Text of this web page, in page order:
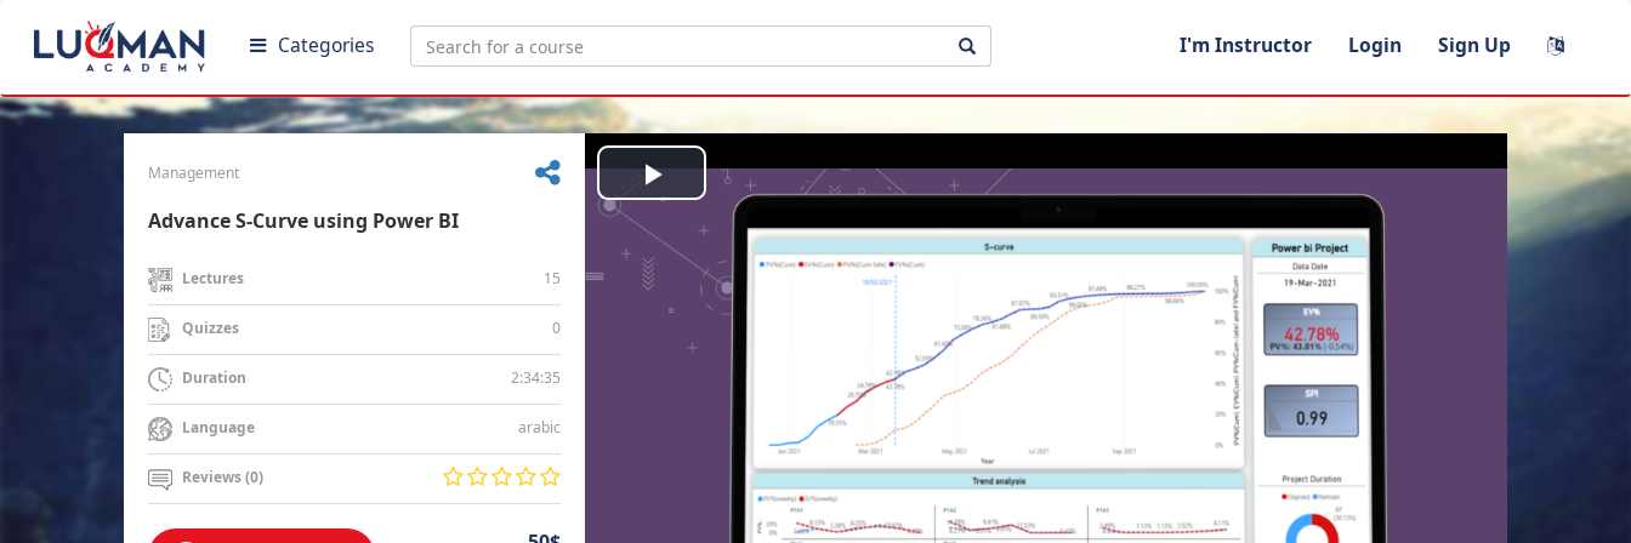
Categories I'm Instructor Login Sign Up
Management
Advance S-Curve using Power BI
Lectures 15
Quizzes 0
Duration 2:34:35
Language arabic
Reviews (0)
Play
Video